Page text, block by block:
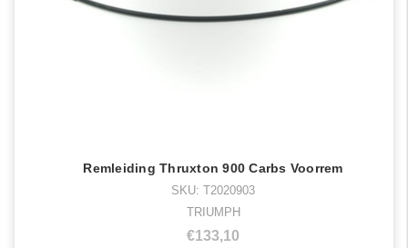
Remleiding Thruxton 900 Carbs Voorrem
SKU: T2020903
TRIUMPH
€133,10